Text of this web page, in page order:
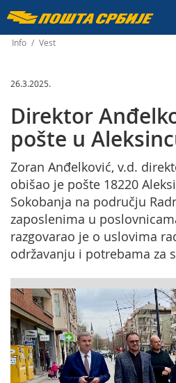
Пошта
Србије
д.о.о.
Info / Vest
26.3.2025.
Direktor
pošte u
Zoran Anđelković, v.d.
obišao je pošte 18220
Sokobanja na području
zaposlenima u
razgovarao je o uslovima
održavanju i potrebama za